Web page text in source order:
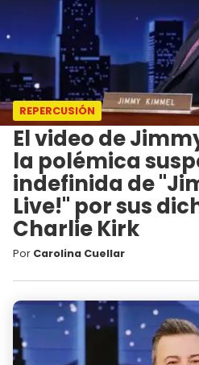
REPERCUSIÓN
El video de
la polémica
indefinida de
Live!" por sus
Charlie Kirk
Por Carolina Cuellar